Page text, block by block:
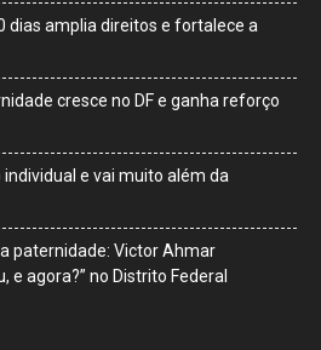
dias amplia direitos e fortalece a
cresce no DF e ganha reforço
e vai muito além da
paternidade: Victor Ahmar
e agora?” no Distrito Federal